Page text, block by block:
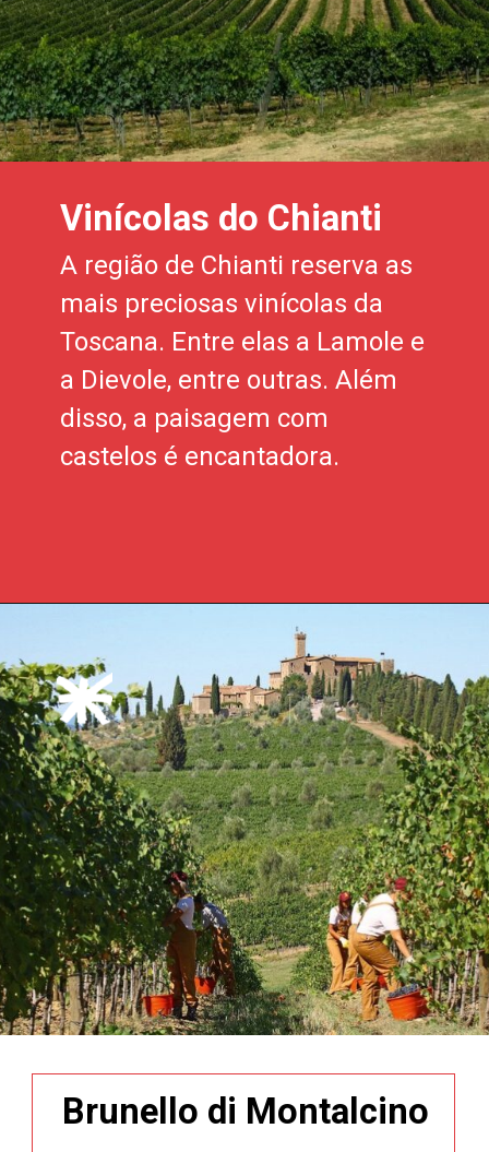
A região de Chianti reserva as
mais preciosas vinícolas da
Toscana. Entre elas a Lamole e
a Dievole, entre outras. Além
disso, a paisagem com
castelos é encantadora.
Vinícolas do Chianti
Brunello di Montalcino